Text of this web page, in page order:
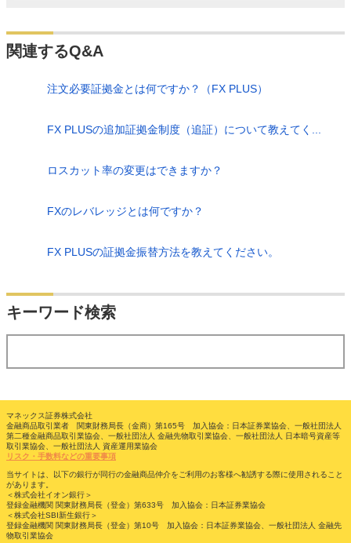
関連するQ&A
注文必要証拠金とは何ですか？（FX PLUS）
FX PLUSの追加証拠金制度（追証）について教えてく...
ロスカット率の変更はできますか？
FXのレバレッジとは何ですか？
FX PLUSの証拠金振替方法を教えてください。
キーワード検索
マネックス証券株式会社
金融商品取引業者 関東財務局長（金商）第165号 加入協会：日本証券業協会、一般社団法人
第二種金融商品取引業協会、一般社団法人 金融先物取引業協会、一般社団法人 日本暗号資産等
取引業協会、一般社団法人 資産運用業協会
リスク・手数料などの重要事項
当サイトは、以下の銀行が同行の金融商品仲介をご利用のお客様へ勧誘する際に使用されること
があります。
＜株式会社イオン銀行＞
登録金融機関 関東財務局長（登金）第633号 加入協会：日本証券業協会
＜株式会社SBI新生銀行＞
登録金融機関 関東財務局長（登金）第10号 加入協会：日本証券業協会、一般社団法人 金融先
物取引業協会